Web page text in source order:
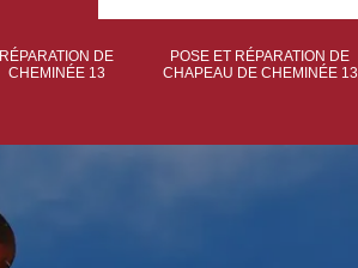
RÉPARATION DE
CHEMINÉE 13
POSE ET RÉPARATION DE
CHAPEAU DE CHEMINÉE 13